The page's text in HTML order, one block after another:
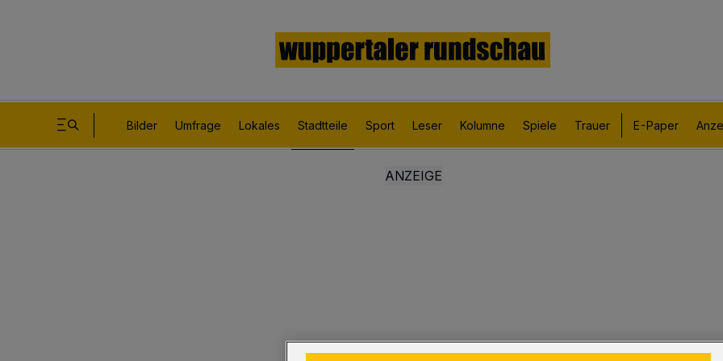
Bilder Umfrage Lokales Stadtteile Sport Leser Kolumne Spiele Trauer E-Paper